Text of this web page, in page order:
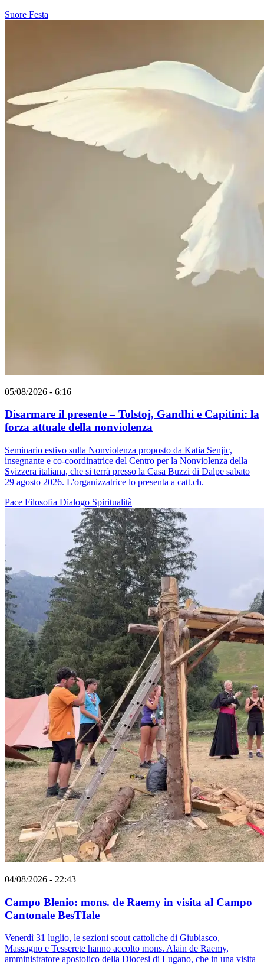
Suore Festa
05/08/2026 - 6:16
Disarmare il presente – Tolstoj, Gandhi e Capitini: la
forza attuale della nonviolenza
Seminario estivo sulla Nonviolenza proposto da Katia Senjic,
insegnante e co-coordinatrice del Centro per la Nonviolenza della
Svizzera italiana, che si terrà presso la Casa Buzzi di Dalpe sabato
29 agosto 2026. L'organizzatrice lo presenta a catt.ch.
Pace Filosofia Dialogo Spiritualità
04/08/2026 - 22:43
Campo Blenio: mons. de Raemy in visita al Campo
Cantonale BesTIale
Venerdì 31 luglio, le sezioni scout cattoliche di Giubiasco,
Massagno e Tesserete hanno accolto mons. Alain de Raemy,
amministratore apostolico della Diocesi di Lugano, che in una visita